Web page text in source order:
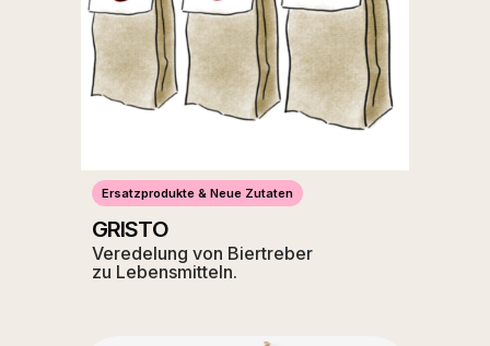
Ersatzprodukte & Neue Zutaten
GRISTO
Veredelung von Biertreber
zu Lebensmitteln.